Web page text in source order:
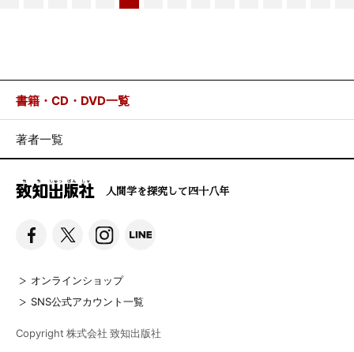
書籍・CD・DVD一覧
著者一覧
人間学を探究して四十八年
オンラインショップ
SNS公式アカウント一覧
Copyright 株式会社 致知出版社